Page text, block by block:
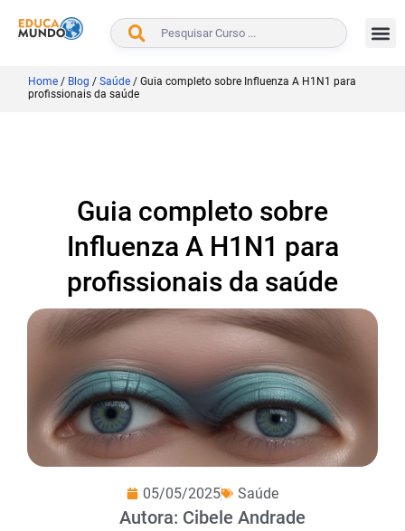
BUSCAR
Home / Blog / Saúde / Guia completo sobre Influenza A H1N1 para
profissionais da saúde
Guia completo sobre
Influenza A H1N1 para
profissionais da saúde
05/05/2025 Saúde
Autora: Cibele Andrade